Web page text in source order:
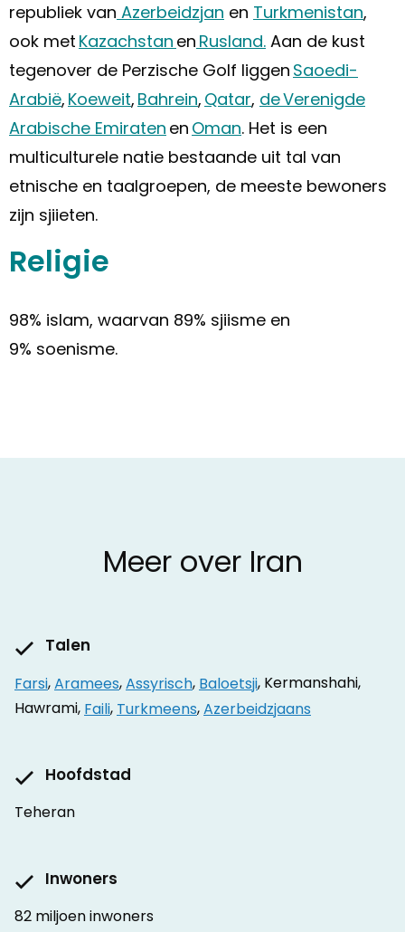
republiek van Azerbeidzjan en Turkmenistan,
ook met Kazachstan en Rusland. Aan de kust
tegenover de Perzische Golf liggen Saoedi-
Arabië, Koeweit, Bahrein, Qatar, de Verenigde
Arabische Emiraten en Oman. Het is een
multiculturele natie bestaande uit tal van
etnische en taalgroepen, de meeste bewoners
zijn sjiieten.
Religie
98% islam, waarvan 89% sjiisme en
9% soenisme.
Meer over Iran
Talen
Farsi,Aramees,Assyrisch, Baloetsji, Kermanshahi,
Hawrami, Faili, Turkmeens,Azerbeidzjaans
Hoofdstad
Teheran
Inwoners
82 miljoen inwoners